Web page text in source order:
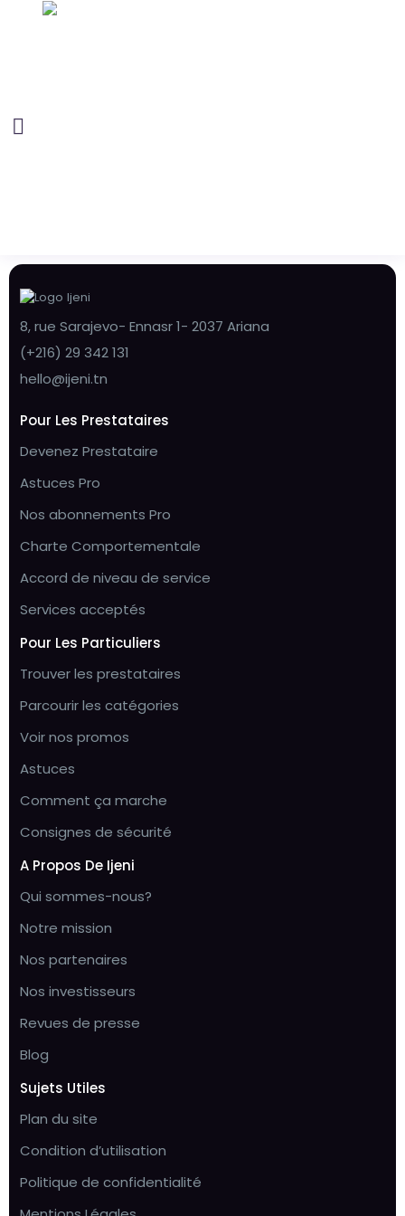
8, rue Sarajevo- Ennasr 1- 2037 Ariana
(+216) 29 342 131
hello@ijeni.tn
Pour Les Prestataires
Devenez Prestataire
Astuces Pro
Nos abonnements Pro
Charte Comportementale
Accord de niveau de service
Services acceptés
Pour Les Particuliers
Trouver les prestataires
Parcourir les catégories
Voir nos promos
Astuces
Comment ça marche
Consignes de sécurité
A Propos De Ijeni
Qui sommes-nous?
Notre mission
Nos partenaires
Nos investisseurs
Revues de presse
Blog
Sujets Utiles
Plan du site
Condition d’utilisation
Politique de confidentialité